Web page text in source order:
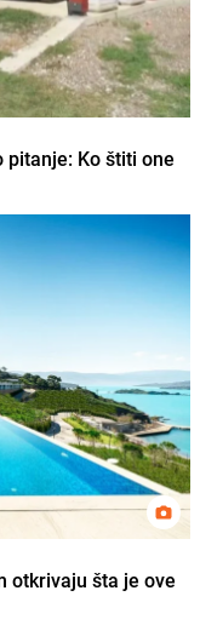
pitanje: Ko štiti one
otkrivaju šta je ove